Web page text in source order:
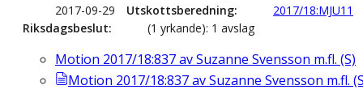
2017-09-29
Utskottsberedning
2017/18:MJU11
Riksdagsbeslut
(1 yrkande): 1 avslag
Motion 2017/18:837 av Suzanne Svensson m.fl. (S)
Motion 2017/18:837 av Suzanne Svensson m.fl.